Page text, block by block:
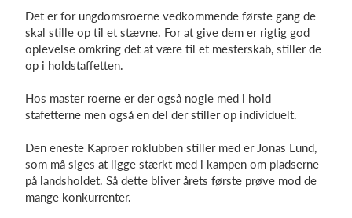
Log på
Det er for ungdomsroerne vedkommende første gang de
skal stille op til et stævne. For at give dem er rigtig god
oplevelse omkring det at være til et mesterskab, stiller de
op i holdstaffetten.
Hos master roerne er der også nogle med i hold
stafetterne men også en del der stiller op individuelt.
Den eneste Kaproer roklubben stiller med er Jonas Lund,
som må siges at ligge stærkt med i kampen om pladserne
på landsholdet. Så dette bliver årets første prøve mod de
mange konkurrenter.